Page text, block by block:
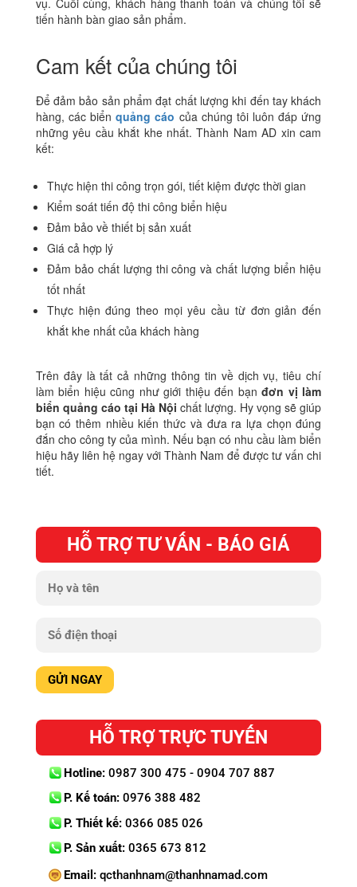
vụ. Cuối cùng, khách hàng thanh toán và chúng tôi sẽ
tiến hành bàn giao sản phẩm.
Cam kết của chúng tôi
Để đảm bảo sản phẩm đạt chất lượng khi đến tay khách
hàng, các biểnquảng cáo của chúng tôi luôn đáp ứng
những yêu cầu khắt khe nhất. Thành Nam AD xin cam
kết:
Thực hiện thi công trọn gói, tiết kiệm được thời gian
Kiểm soát tiến độ thi công biển hiệu
Đảm bảo về thiết bị sản xuất
Giá cả hợp lý
Đảm bảo chất lượng thi công và chất lượng biển hiệu
tốt nhất
Thực hiện đúng theo mọi yêu cầu từ đơn giản đến
khắt khe nhất của khách hàng
Trên đây là tất cả những thông tin về dịch vụ, tiêu chí
làm biển hiệu cũng như giới thiệu đến bạnđơn vị làm
biển quảng cáo tại Hà Nội chất lượng. Hy vọng sẽ giúp
bạn có thêm nhiều kiến thức và đưa ra lựa chọn đúng
đắn cho công ty của mình. Nếu bạn có nhu cầu làm biển
hiệu hãy liên hệ ngay với Thành Nam để được tư vấn chi
tiết.
HỖ TRỢ TƯ VẤN - BÁO GIÁ
HỖ TRỢ TRỰC TUYẾN
Hotline:0987 300 475 - 0904 707 887
P. Kế toán:0976 388 482
P. Thiết kế:0366 085 026
P. Sản xuất:0365 673 812
Email:qcthanhnam@thanhnamad.com